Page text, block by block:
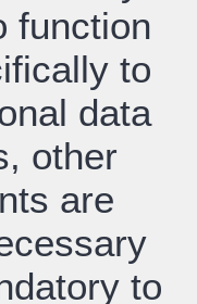
function
to
data
other
are
to